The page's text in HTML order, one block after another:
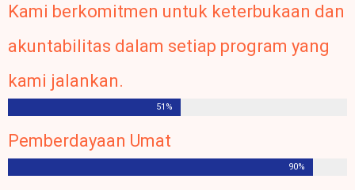
Kami berkomitmen untuk keterbukaan dan
akuntabilitas dalam setiap program yang
kami jalankan.
51%
Pemberdayaan Umat
90%